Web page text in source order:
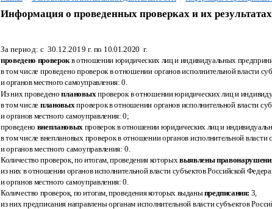
Информация о проведенных проверках и их результатах
За период: с 30.12.2019 г. по 10.01.2020 г.
проведено проверокв отношении юридических лиц и индивидуальных
в том числе проведено проверок в отношении органов исполнительной власти
и органов местного самоуправления: 0.
Из них проведеноплановыхпроверок в отношении юридических лиц и
в том числе плановыхпроверок в отношении органов исполнительной власти
и органов местного самоуправления:0;
проведено внеплановых проверок в отношении юридических лиц и
в том числе внеплановых проверок в отношении органов исполнительной власти
и органов местного самоуправления: 0.
Количество проверок, по итогам, проведения которыхвыявлены
из них в отношении органов исполнительной власти субъектов Российской
и органов местного самоуправления:0.
Количество проверок, по итогам, проведения которых выданыпредписания: 3,
из них предписания направлены органам исполнительной власти субъектов